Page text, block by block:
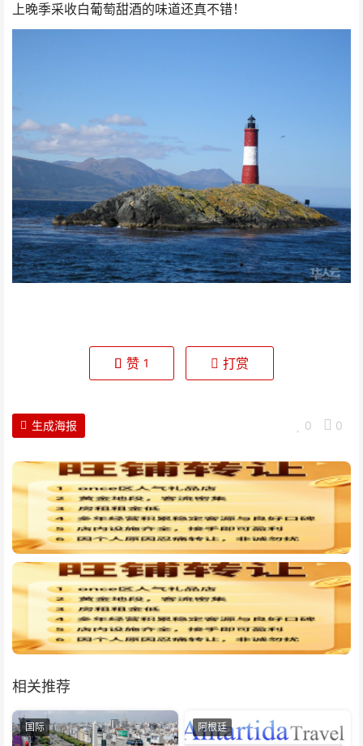
上晚季采收白葡萄甜酒的味道还真不错！
赞 1 打赏
0 0
生成海报
相关推荐
国际 阿根廷